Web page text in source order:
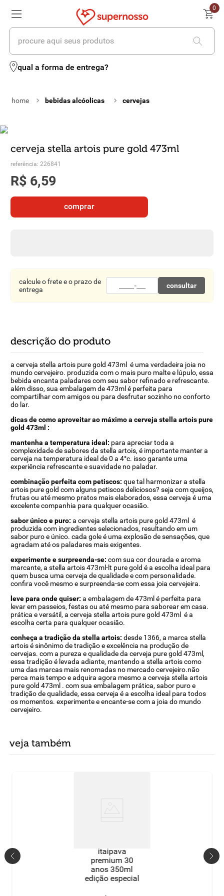
0
procure aqui seus produtos
qual a forma de entrega?
bebidas alcóolicas cervejas
cerveja stella artois pure gold 473ml
referência: 226841
R$ 6,59
comprar
calcule o frete e o prazo de
entrega
consultar
descrição do produto
a cerveja stella artois pure gold 473ml é uma verdadeira joia no
mundo cervejeiro. produzida com o mais puro malte e lúpulo, essa
bebida encanta paladares com seu sabor refinado e refrescante.
além disso, sua embalagem de 473ml é perfeita para
compartilhar com amigos ou para desfrutar sozinho no conforto
do lar.
dicas de como aproveitar ao máximo a cerveja stella artois pure
gold 473ml :
mantenha a temperatura ideal: para apreciar toda a
complexidade de sabores da stella artois, é importante manter a
cerveja na temperatura ideal de 0 a 4°c. isso garante uma
experiência refrescante e suavidade no paladar.
combinação perfeita com petiscos: que tal harmonizar a stella
artois pure gold com alguns petiscos deliciosos? seja com queijos,
frutas ou até mesmo pratos mais elaborados, essa cerveja é uma
excelente companhia para qualquer ocasião.
sabor único e puro: a cerveja stella artois pure gold 473ml é
produzida com ingredientes selecionados, resultando em um
sabor puro e único. cada gole é uma explosão de sensações, que
agradam até os paladares mais exigentes.
experimente e surpreenda-se: com sua cor dourada e aroma
marcante, a stella artois 473ml-lt pure gold é a escolha ideal para
quem busca uma cerveja de qualidade e com personalidade.
confira você mesmo e surpreenda-se com essa joia cervejeira.
leve para onde quiser: a embalagem de 473ml é perfeita para
levar em passeios, festas ou até mesmo para saborear em casa.
prática e versátil, a cerveja stella artois pure gold 473ml é a
escolha certa para qualquer ocasião.
conheça a tradição da stella artois: desde 1366, a marca stella
artois é sinônimo de tradição e excelência na produção de
cervejas. com a pureza e qualidade da cerveja pure gold 473ml,
essa tradição é levada adiante, mantendo a stella artois como
uma das marcas mais renomadas no mercado cervejeiro.não
perca mais tempo e adquira agora mesmo a cerveja stella artois
pure gold 473ml . com sua embalagem prática, sabor puro e
tradição de qualidade, essa cerveja é a escolha ideal para todos
os momentos. experimente e encante-se com a joia do mundo
cervejeiro.
veja também
itaipava
premium 30
anos 350ml
edição especial
termos mais buscados
2º leite
4 iogurte
5º queijo
6º biscoito